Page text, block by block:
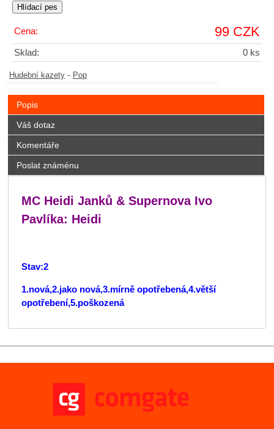
Cena: 99 CZK
Sklad: 0 ks
Hudební kazety - Pop
Popis
Váš dotaz
Komentáře
Poslat známénu
MC Heidi Janků & Supernova Ivo
Pavlíka: Heidi
Stav:2
1.nová,2.jako nová,3.mírně opotřebená,4.větší
opotřebení,5.poškozená